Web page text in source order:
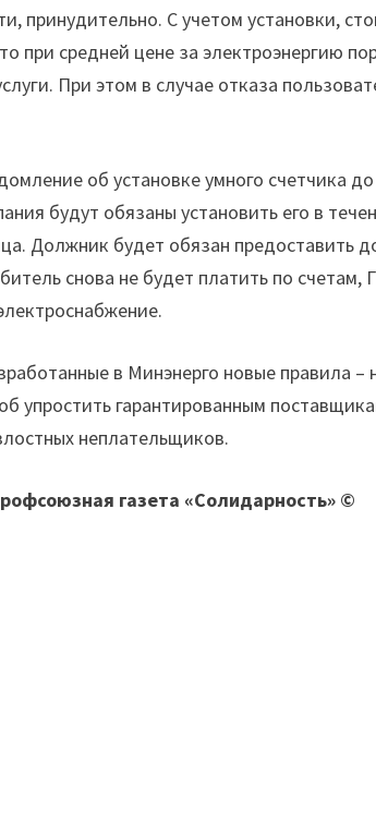
принудительно. С учетом установки,
при средней цене за электроэнергию
При этом в случае отказа
об установке умного счетчика
будут обязаны установить его в
Должник будет обязан предоставить
снова не будет платить по счетам,
в Минэнерго новые правила –
упростить гарантированным
неплательщиков.
газета «Солидарность» ©